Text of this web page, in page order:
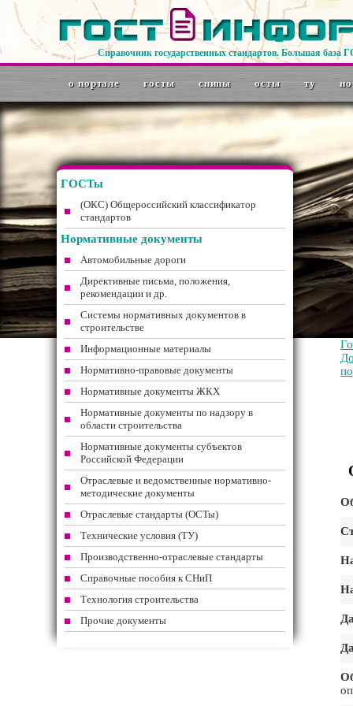
Справочник государственных стандартов. Большая база
о портале госты снипы осты ту
ГОСТы
(ОКС) Общероссийский классификатор
стандартов
Нормативные документы
Автомобильные дороги
Директивные письма, положения,
рекомендации и др.
Системы нормативных документов в
строительстве
Информационные материалы
Нормативно-правовые документы
Нормативные документы ЖКХ
Нормативные документы по надзору в
области строительства
Нормативные документы субъектов
Российской Федерации
Отраслевые и ведомственные нормативно-
методические документы
Отраслевые стандарты (ОСТы)
Технические условия (ТУ)
Производственно-отраслевые стандарты
Справочные пособия к СНиП
Технология строительства
Прочие документы